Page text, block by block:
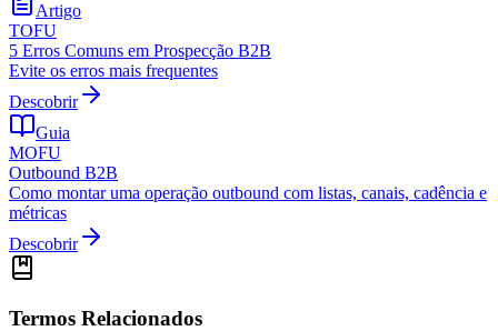
Artigo
TOFU
5 Erros Comuns em Prospecção B2B
Evite os erros mais frequentes
Descobrir
Guia
MOFU
Outbound B2B
Como montar uma operação outbound com listas, canais, cadência e
métricas
Descobrir
Termos Relacionados